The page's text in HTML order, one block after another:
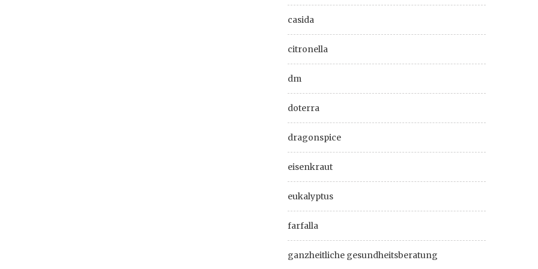
casida
citronella
dm
doterra
dragonspice
eisenkraut
eukalyptus
farfalla
ganzheitliche gesundheitsberatung